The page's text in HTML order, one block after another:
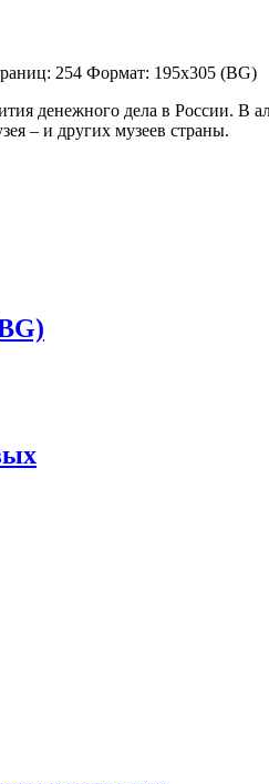
254 Формат: 195х305 (BG)
денежного дела в России.
– и других музеев страны.